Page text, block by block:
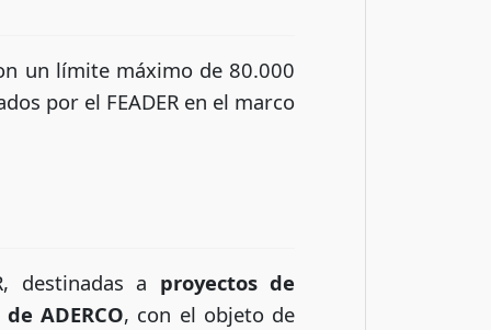
un límite máximo de 80.000
por el FEADER en el marco
destinadas a proyectos de
ADERCO, con el objeto de